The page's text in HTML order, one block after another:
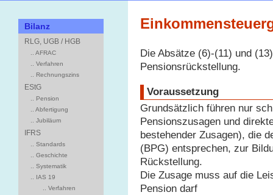
Bilanz
RLG, UGB / HGB
.. AFRAC
.. Verfahren
.. Rechnungszins
EStG
.. Pension
.. Abfertigung
.. Jubiläum
IFRS
.. Standards
.. Geschichte
.. Systematik
.. IAS 19
.. Verfahren
Die Absätze (6)-(11) und
Pensionsrückstellung.
Voraussetzung
Grundsätzlich führen nur
Pensionszusagen und
bestehender Zusagen), die
(BPG) entsprechen, zur
Rückstellung.
Die Zusage muss auf die
Pension darf